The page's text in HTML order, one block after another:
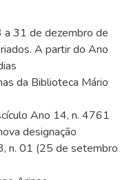
31 de dezembro de
A partir do Ano
da Biblioteca Mário
Ano 14, n. 4761
designação
n. 01 (25 de setembro